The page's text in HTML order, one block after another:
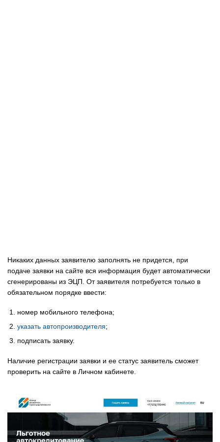
Никаких данных заявителю заполнять не придется, при
подаче заявки на сайте вся информация будет автоматически
сгенерированы из ЭЦП. От заявителя потребуется только в
обязательном порядке ввести:
номер мобильного телефона;
указать автопроизводителя;
подписать заявку.
Наличие регистрации заявки и ее статус заявитель сможет
проверить на сайте в Личном кабинете.